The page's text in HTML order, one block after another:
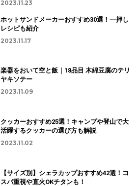
2023.11.23
ホットサンドメーカーおすすめ30選！一押し
レシピも紹介
2023.11.17
楽器をおいて空と飯｜18品目 木綿豆腐のテリ
ヤキソテー
2023.11.09
クッカーおすすめ25選！キャンプや登山で大
活躍するクッカーの選び方も解説
2023.11.02
【サイズ別】シェラカップおすすめ42選！コ
スパ重視や直火OKチタンも！